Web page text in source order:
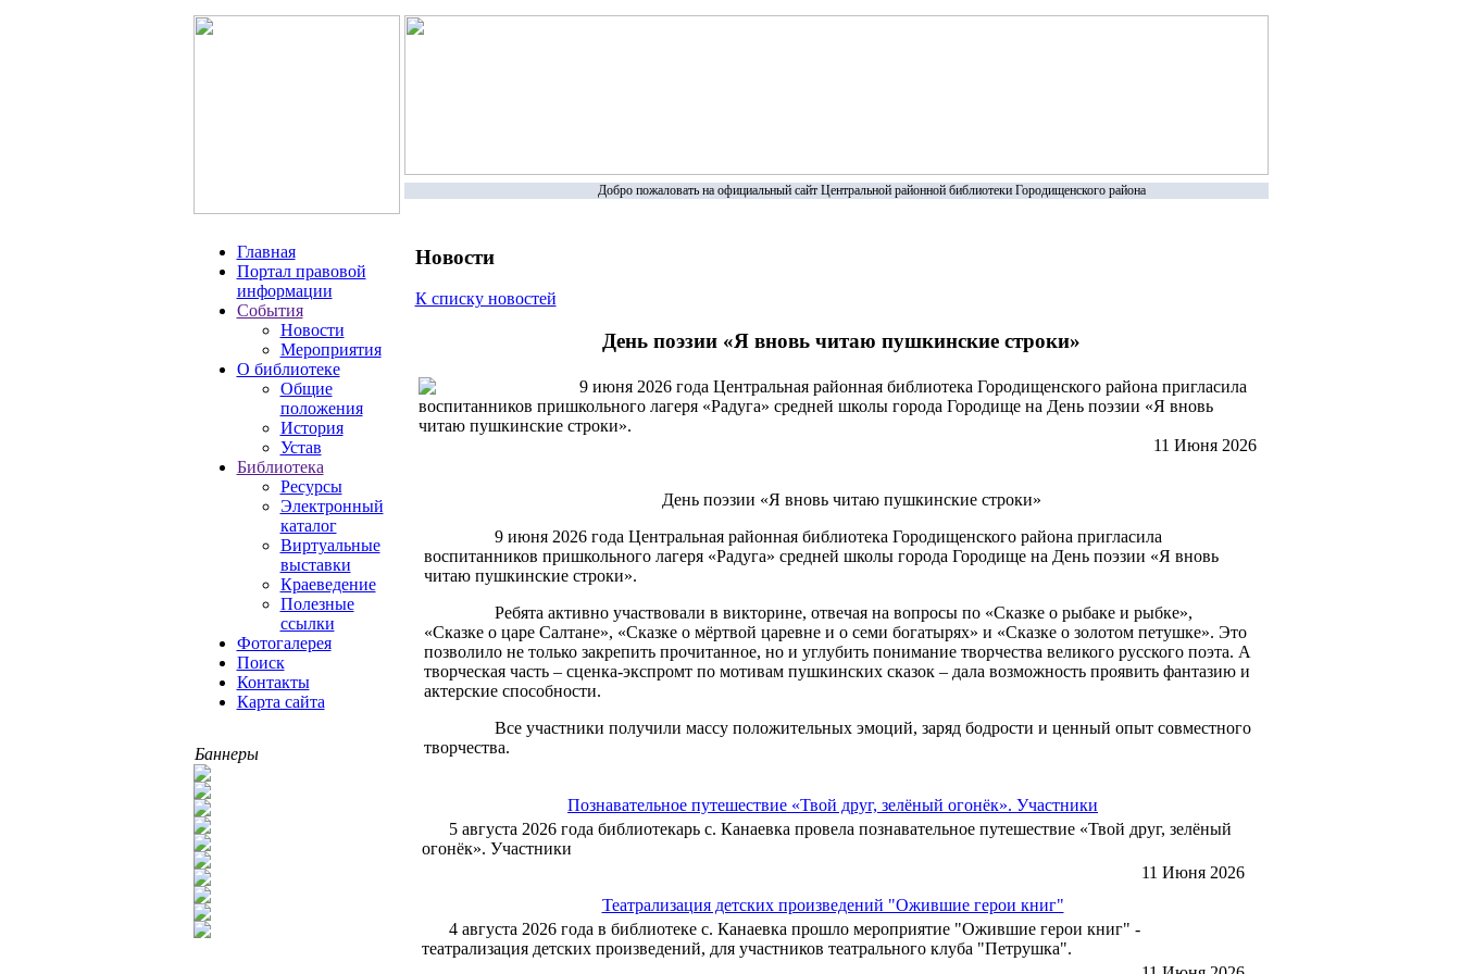
Добро пожаловать на официальный сайт Центральной районной библиотеки Городищенского района
Главная
Портал правовой
информации
События
Новости
Мероприятия
О библиотеке
Общие
положения
История
Устав
Библиотека
Ресурсы
Электронный
каталог
Виртуальные
выставки
Краеведение
Полезные
ссылки
Фотогалерея
Поиск
Контакты
Карта сайта
Баннеры
Новости
К списку новостей
День поэзии «Я вновь читаю пушкинские строки»
9 июня 2026 года Центральная районная библиотека Городищенского района пригласила
воспитанников пришкольного лагеря «Радуга» средней школы города Городище на День поэзии «Я вновь
читаю пушкинские строки».
11 Июня 2026
День поэзии «Я вновь читаю пушкинские строки»
9 июня 2026 года Центральная районная библиотека Городищенского района пригласила
воспитанников пришкольного лагеря «Радуга» средней школы города Городище на День поэзии «Я вновь
читаю пушкинские строки».
Ребята активно участвовали в викторине, отвечая на вопросы по «Сказке о рыбаке и рыбке»,
«Сказке о царе Салтане», «Сказке о мёртвой царевне и о семи богатырях» и «Сказке о золотом петушке». Это
позволило не только закрепить прочитанное, но и углубить понимание творчества великого русского поэта. А
творческая часть – сценка-экспромт по мотивам пушкинских сказок – дала возможность проявить фантазию и
актерские способности.
Все участники получили массу положительных эмоций, заряд бодрости и ценный опыт совместного
творчества.
Познавательное путешествие «Твой друг, зелёный огонёк». Участники
5 августа 2026 года библиотекарь с. Канаевка провела познавательное путешествие «Твой друг, зелёный
огонёк». Участники
11 Июня 2026
Театрализация детских произведений "Ожившие герои книг"
4 августа 2026 года в библиотеке с. Канаевка прошло мероприятие "Ожившие герои книг" -
театрализация детских произведений, для участников театрального клуба "Петрушка".